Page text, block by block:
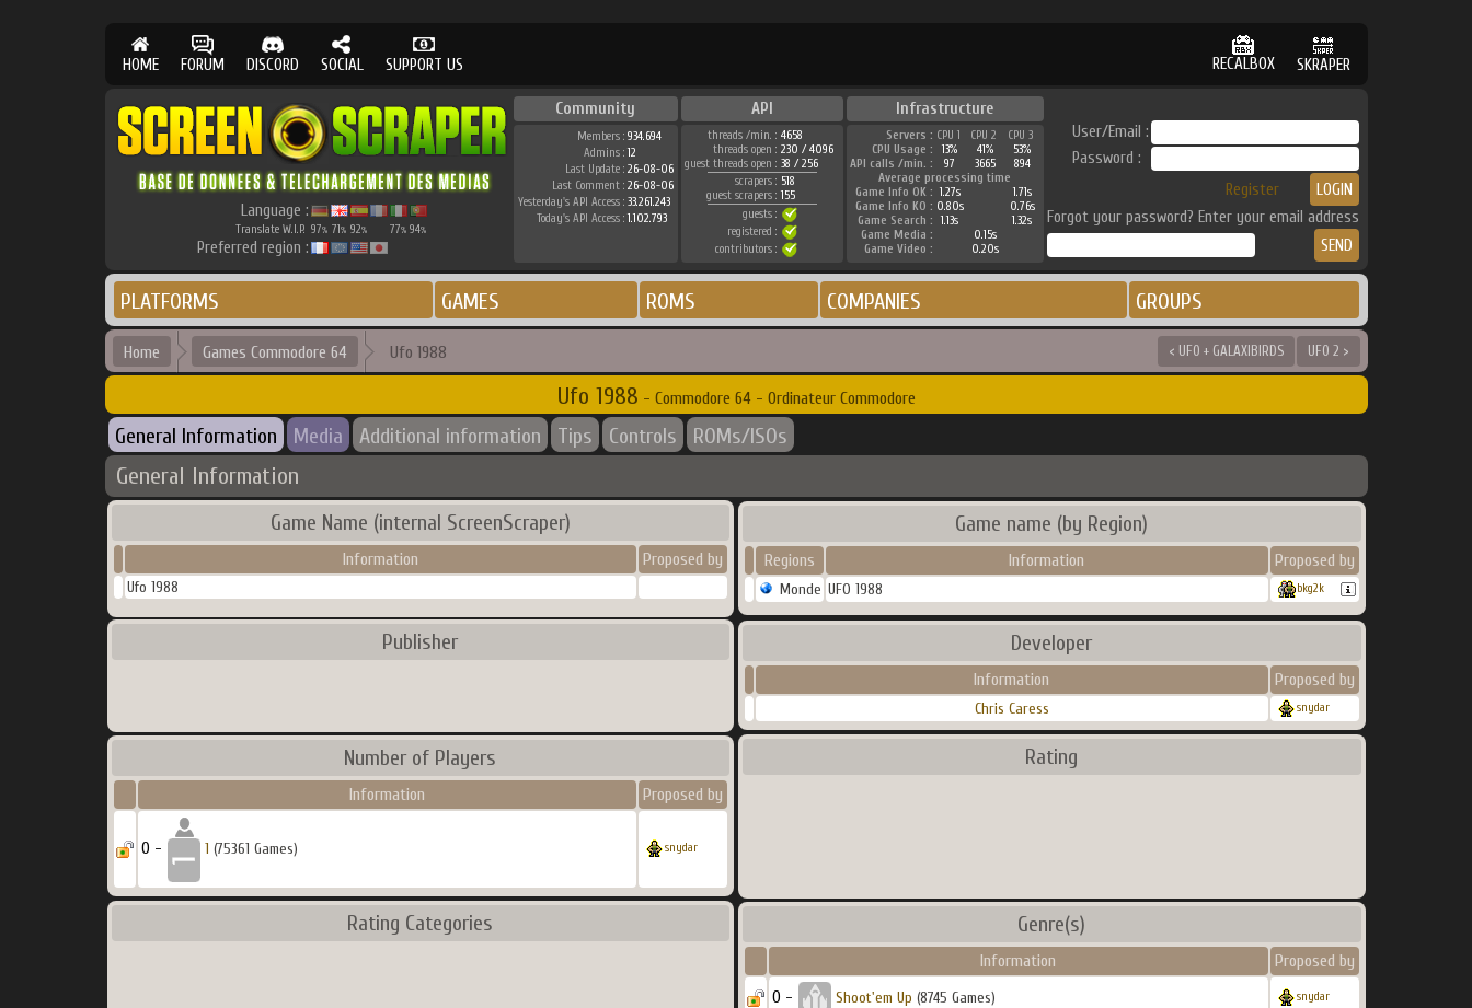
HOME FORUM DISCORD SOCIAL SUPPORT US RECALBOX SKRAPER
Language :
Translate W.I.P. 97% 71% 92% 77% 94%
Preferred region :
Community API Infrastructure
Members : 934.694
Admins : 12
Last Update : 26-08-06
Last Comment : 26-08-06
Yesterday's API Access : 33.261.243
Today's API Access : 1.102.793
threads /min. : 4658
threads open : 230 / 4096
guest threads open : 38 / 256
scrapers : 518
guest scrapers : 155
guests :
registered :
contributors :
Servers : CPU 1 CPU 2
CPU 3
CPU Usage :
13% 41%
53%
API calls /min. :
97 3665
894
Average processing time
Game Info OK : 1.27s
1.71s
Game Info KO : 0.80s
0.76s
Game Search :
1.13s
1.32s
Game Media :
0.15s
Game Video :
0.20s
User/Email :
Password :
Register
Forgot your password? Enter your email address
PLATFORMS GAMES ROMS COMPANIES GROUPS
Home Games Commodore 64 Ufo 1988 < UFO + GALAXIBIRDS UFO 2 >
Ufo 1988 - Commodore 64 - Ordinateur Commodore
General Information Media Additional information Tips Controls ROMs/ISOs
General Information
Game Name (internal ScreenScraper)
Information Proposed by
Ufo 1988
Game name (by Region)
Regions Information Proposed by
Monde UFO 1988 bkg2k
Publisher Developer
Information Proposed by
Chris Caress snydar
Number of Players
Information Proposed by
0 - 1 (75361 Games) snydar
Rating
Rating Categories Genre(s)
Information Proposed by
0 - Shoot'em Up (8745 Games) snydar